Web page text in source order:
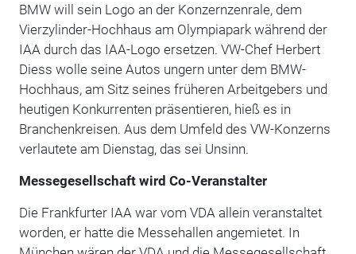
BMW will sein Logo an der Konzernzenrale, dem
Vierzylinder-Hochhaus am Olympiapark während der
IAA durch das IAA-Logo ersetzen. VW-Chef Herbert
Diess wolle seine Autos ungern unter dem BMW-
Hochhaus, am Sitz seines früheren Arbeitgebers und
heutigen Konkurrenten präsentieren, hieß es in
Branchenkreisen. Aus dem Umfeld des VW-Konzerns
verlautete am Dienstag, das sei Unsinn.
Messegesellschaft wird Co-Veranstalter
Die Frankfurter IAA war vom VDA allein veranstaltet
worden, er hatte die Messehallen angemietet. In